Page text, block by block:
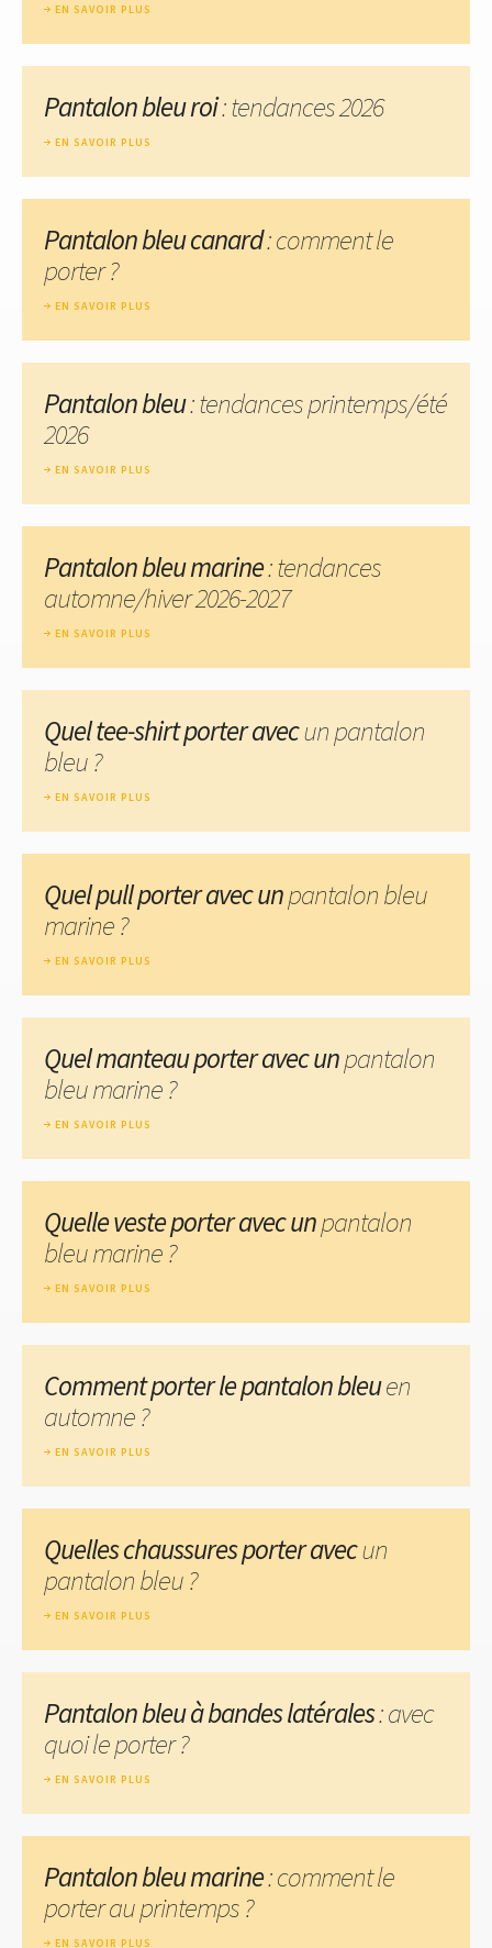
EN SAVOIR PLUS
Pantalon bleu roi: tendances 2026
EN SAVOIR PLUS
Pantalon bleu canard: comment le
porter ?
EN SAVOIR PLUS
Pantalon bleu: tendances printemps/été
2026
EN SAVOIR PLUS
Pantalon bleu marine: tendances
automne/hiver 2026-2027
EN SAVOIR PLUS
Quel tee-shirt porter avecun pantalon
bleu ?
EN SAVOIR PLUS
Quel pull porter avec unpantalon bleu
marine ?
EN SAVOIR PLUS
Quel manteau porter avec unpantalon
bleu marine ?
EN SAVOIR PLUS
Quelle veste porter avec unpantalon
bleu marine ?
EN SAVOIR PLUS
Comment porter le pantalon bleuen
automne ?
EN SAVOIR PLUS
Quelles chaussures porter avecun
pantalon bleu ?
EN SAVOIR PLUS
Pantalon bleu à bandes latérales: avec
quoi le porter ?
EN SAVOIR PLUS
Pantalon bleu marine: comment le
porter au printemps ?
EN SAVOIR PLUS